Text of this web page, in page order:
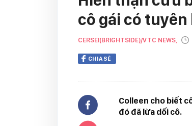
cô gái có tuyên
CERSEI(BRIGHTSIDE)/VTC NEWS,
CHIA SẺ
Colleen cho biết
đó đã lừa dối cô.